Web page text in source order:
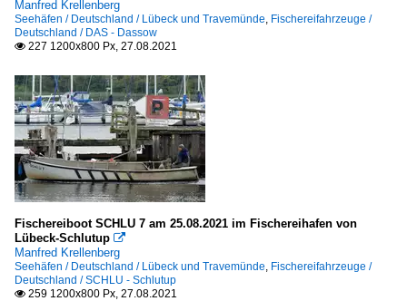
Manfred Krellenberg
Seehäfen / Deutschland / Lübeck und Travemünde, Fischereifahrzeuge /
Deutschland / DAS - Dassow
 227 1200x800 Px, 27.08.2021
Fischereiboot SCHLU 7 am 25.08.2021 im Fischereihafen von
Lübeck-Schlutup 
Manfred Krellenberg
Seehäfen / Deutschland / Lübeck und Travemünde, Fischereifahrzeuge /
Deutschland / SCHLU - Schlutup
 259 1200x800 Px, 27.08.2021